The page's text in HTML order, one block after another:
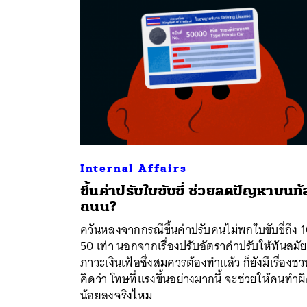
Internal Affairs
ขึ้นค่าปรับใบขับขี่ ช่วยลดปัญหาบนท้
ถนน?
ควันหลงจากกรณีขึ้นค่าปรับคนไม่พกใบขับขี่ถึง
50 เท่า นอกจากเรื่องปรับอัตราค่าปรับให้ทันสมั
ภาวะเงินเฟ้อซึ่งสมควรต้องทำแล้ว ก็ยังมีเรื่องช
คิดว่า โทษที่แรงขึ้นอย่างมากนี้ จะช่วยให้คนทำ
น้อยลงจริงไหม